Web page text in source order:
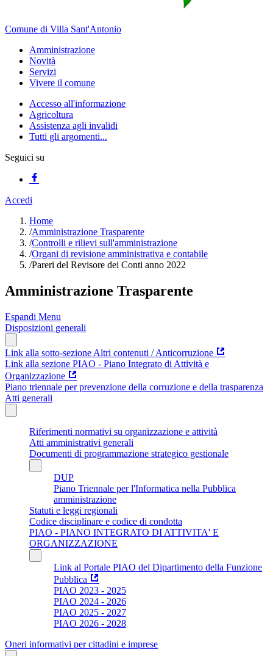
Comune di Villa Sant'Antonio
Amministrazione
Novità
Servizi
Vivere il comune
Accesso all'informazione
Agricoltura
Assistenza agli invalidi
Tutti gli argomenti...
Seguici su
Accedi
Home
/Amministrazione Trasparente
/Controlli e rilievi sull'amministrazione
/Organi di revisione amministrativa e contabile
/Pareri del Revisore dei Conti anno 2022
Amministrazione Trasparente
Espandi Menu
Disposizioni generali
Link alla sotto-sezione Altri contenuti / Anticorruzione
Link alla sezione PIAO - Piano Integrato di Attività e
Organizzazione
Piano triennale per prevenzione della corruzione e della trasparenza
Atti generali
Riferimenti normativi su organizzazione e attività
Atti amministrativi generali
Documenti di programmazione strategico gestionale
DUP
Piano Triennale per l'Informatica nella Pubblica
amministrazione
Statuti e leggi regionali
Codice disciplinare e codice di condotta
PIAO - PIANO INTEGRATO DI ATTIVITA' E
ORGANIZZAZIONE
Link al Portale PIAO del Dipartimento della Funzione
Pubblica
PIAO 2023 - 2025
PIAO 2024 - 2026
PIAO 2025 - 2027
PIAO 2026 - 2028
Oneri informativi per cittadini e imprese